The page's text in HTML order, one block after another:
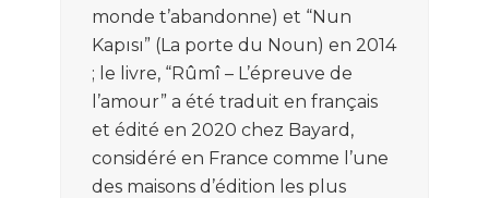
monde t’abandonne) et “Nun
Kapısı” (La porte du Noun) en 2014
; le livre, “Rûmî – L’épreuve de
l’amour” a été traduit en français
et édité en 2020 chez Bayard ,
considéré en France comme l’une
des maisons d’édition l es plus